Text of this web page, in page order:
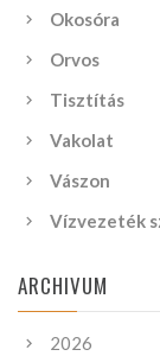
Okosóra
Orvos
Tisztítás
Vakolat
Vászon
Vízvezeték
ARCHIVUM
2026